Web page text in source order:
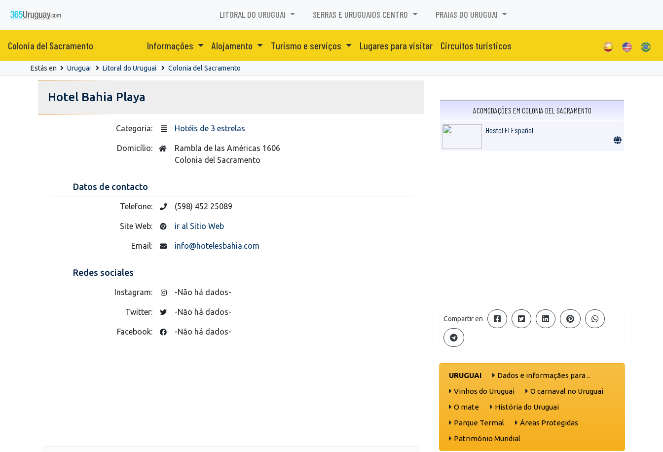
LITORAL DO URUGUAI SERRAS E URUGUAIOS CENTRO PRAIAS DO URUGUAI
Colonia del Sacramento Informações Alojamento Turismo e serviços Lugares para visitar Circuitos turisticos
Estás en Uruguai Litoral do Uruguai Colonia del Sacramento
Hotel Bahia Playa
Categoria: Hotéis de 3 estrelas
Domicílio:
Rambla de las Américas 1606
Colonia del Sacramento
Datos de contacto
Telefone: (598) 452 25089
Site Web: ir al Sitio Web
Email: info@hotelesbahia.com
Redes sociales
Instagram: -Não há dados-
Twitter: -Não há dados-
Facebook: -Não há dados-
ACOMODAÇÕES EM COLONIA DEL SACRAMENTO
Hostel El Español
Compartir en
URUGUAI
Dados e informaçães para ..
Vinhos do Uruguai
O carnaval no Uruguai
O mate
História do Uruguai
Parque Termal
Áreas Protegidas
Património Mundial